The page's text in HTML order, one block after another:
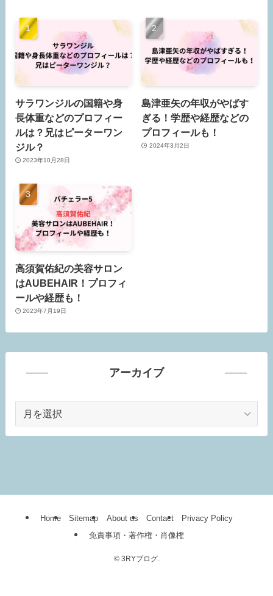
サラワンジルの国籍や身
長体重などのプロフィー
ルは？兄はピーターワン
ジル？
2023年10月28日
島津亜矢の年収がやばす
ぎる！学歴や経歴などの
プロフィールも！
2024年3月2日
高須賀佑紀の美容サロン
はAUBEHAIR！プロフィ
ールや経歴も！
2023年7月19日
アーカイブ
カ
Home Sitemap About us Contact
Privacy Policy
免責事項・著作権・肖像権
©3RYブログ.